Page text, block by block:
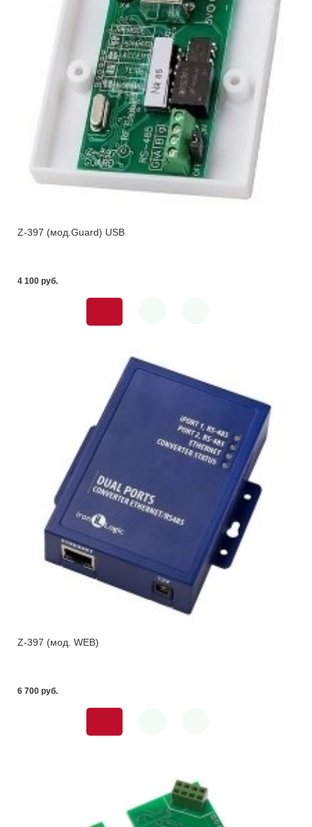
Z-397 (мод.Guard) USB
4 100 pуб.
Z-397 (мод. WEB)
6 700 pуб.